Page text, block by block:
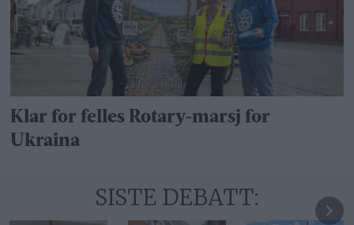
Klar for felles Rotary-marsj for
Ukraina
SISTE DEBATT: